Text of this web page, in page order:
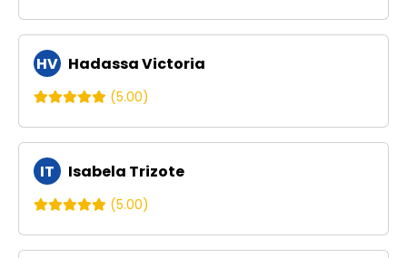
HV Hadassa Victoria
(5.00)
IT Isabela Trizote
(5.00)